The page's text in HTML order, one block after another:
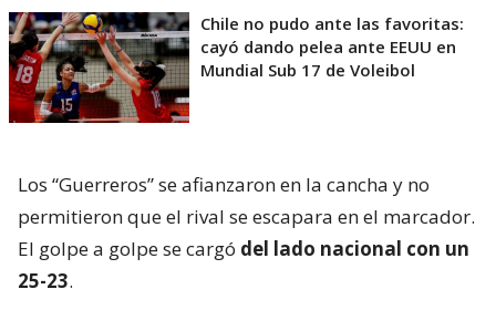
Chile no pudo ante las favoritas:
cayó dando pelea ante EEUU en
Mundial Sub 17 de Voleibol
Los “Guerreros” se afianzaron en la cancha y no
permitieron que el rival se escapara en el marcador.
El golpe a golpe se cargó del lado nacional con un
25-23.